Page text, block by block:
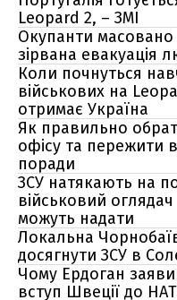
Leopard 2, – ЗМІ
Окупанти масовано
зірвана евакуація
Коли почнуться
військових на
отримає Україна
Як правильно
офісу та пережити
поради
ЗСУ натякають на
військовий
можуть надати
Локальна
досягнути ЗСУ в
Чому Ердоган
вступ Швеції до